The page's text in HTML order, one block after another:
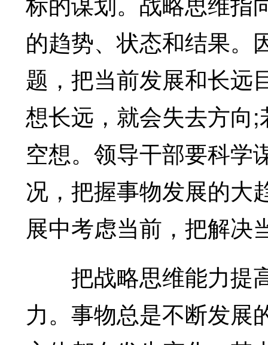
的趋势、状态和结果。
题，把当前发展和长远
想长远，就会失去方向
空想。领导干部要科学
况，把握事物发展的大
展中考虑当前，把解决
把战略思维能力提
力。事物总是不断发展